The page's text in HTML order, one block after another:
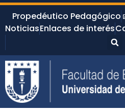
Propedéutico Pedagógico
NoticiasEnlaces de interés